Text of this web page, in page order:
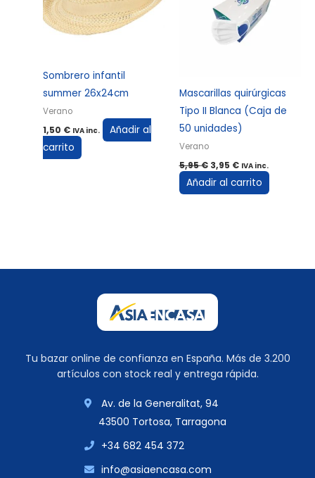
Sombrero infantil
summer 26x24cm
Verano
1,50 € IVA inc.
Añadir al
carrito
Mascarillas quirúrgicas
Tipo II Blanca (Caja de
50 unidades)
Verano
5,95€ 3,95 € IVA inc.
Añadir al carrito
Tu bazar online de confianza en España. Más de 3.200
artículos con stock real y entrega rápida.
Av. de la Generalitat, 94
43500 Tortosa, Tarragona
+34 682 454 372
info@asiaencasa.com